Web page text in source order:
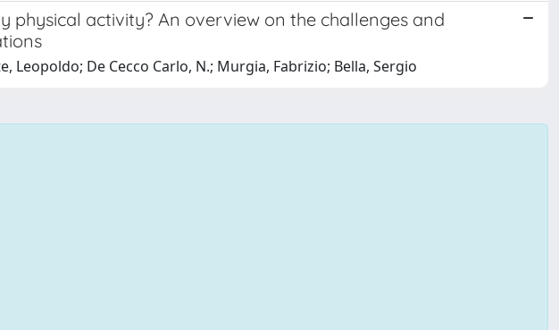
physical activity? An overview on the challenges and
Leopoldo; De Cecco Carlo, N.; Murgia, Fabrizio; Bella, Sergio